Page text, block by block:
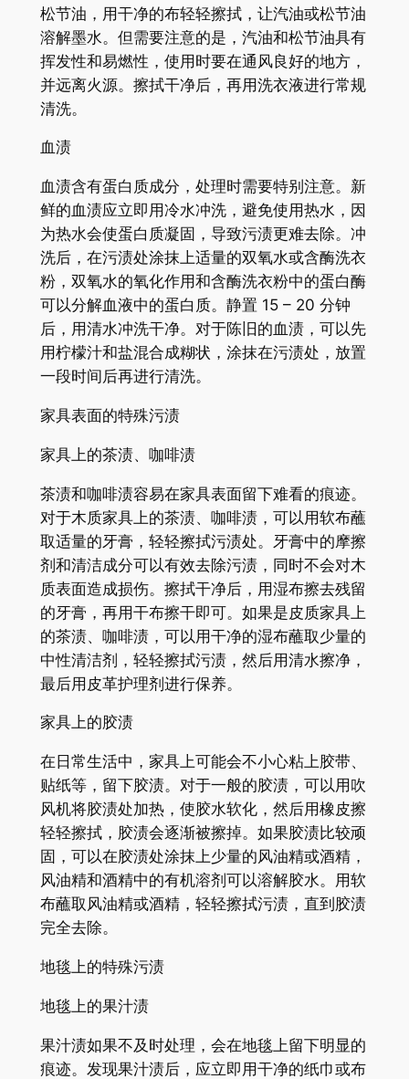
松节油，用干净的布轻轻擦拭，让汽油或松节油
溶解墨水。但需要注意的是，汽油和松节油具有
挥发性和易燃性，使用时要在通风良好的地方，
并远离火源。擦拭干净后，再用洗衣液进行常规
清洗。
血渍
血渍含有蛋白质成分，处理时需要特别注意。新
鲜的血渍应立即用冷水冲洗，避免使用热水，因
为热水会使蛋白质凝固，导致污渍更难去除。冲
洗后，在污渍处涂抹上适量的双氧水或含酶洗衣
粉，双氧水的氧化作用和含酶洗衣粉中的蛋白酶
可以分解血液中的蛋白质。静置 15 – 20 分钟
后，用清水冲洗干净。对于陈旧的血渍，可以先
用柠檬汁和盐混合成糊状，涂抹在污渍处，放置
一段时间后再进行清洗。
家具表面的特殊污渍
家具上的茶渍、咖啡渍
茶渍和咖啡渍容易在家具表面留下难看的痕迹。
对于木质家具上的茶渍、咖啡渍，可以用软布蘸
取适量的牙膏，轻轻擦拭污渍处。牙膏中的摩擦
剂和清洁成分可以有效去除污渍，同时不会对木
质表面造成损伤。擦拭干净后，用湿布擦去残留
的牙膏，再用干布擦干即可。如果是皮质家具上
的茶渍、咖啡渍，可以用干净的湿布蘸取少量的
中性清洁剂，轻轻擦拭污渍，然后用清水擦净，
最后用皮革护理剂进行保养。
家具上的胶渍
在日常生活中，家具上可能会不小心粘上胶带、
贴纸等，留下胶渍。对于一般的胶渍，可以用吹
风机将胶渍处加热，使胶水软化，然后用橡皮擦
轻轻擦拭，胶渍会逐渐被擦掉。如果胶渍比较顽
固，可以在胶渍处涂抹上少量的风油精或酒精，
风油精和酒精中的有机溶剂可以溶解胶水。用软
布蘸取风油精或酒精，轻轻擦拭污渍，直到胶渍
完全去除。
地毯上的特殊污渍
地毯上的果汁渍
果汁渍如果不及时处理，会在地毯上留下明显的
痕迹。发现果汁渍后，应立即用干净的纸巾或布